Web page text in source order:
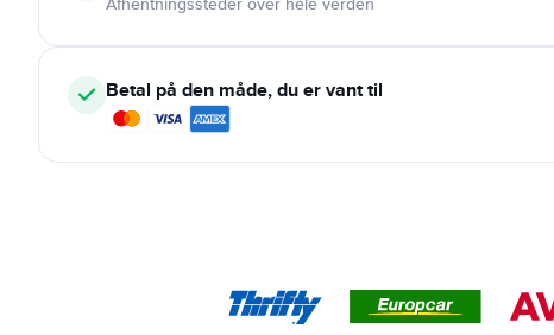
Afhentningssteder over hele verden
Betal på den måde, du er vant til